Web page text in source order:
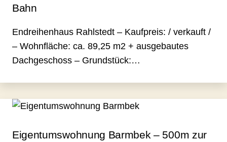
Bahn
Endreihenhaus Rahlstedt – Kaufpreis: / verkauft /
– Wohnfläche: ca. 89,25 m2 + ausgebautes
Dachgeschoss – Grundstück:…
Eigentumswohnung Barmbek – 500m zur